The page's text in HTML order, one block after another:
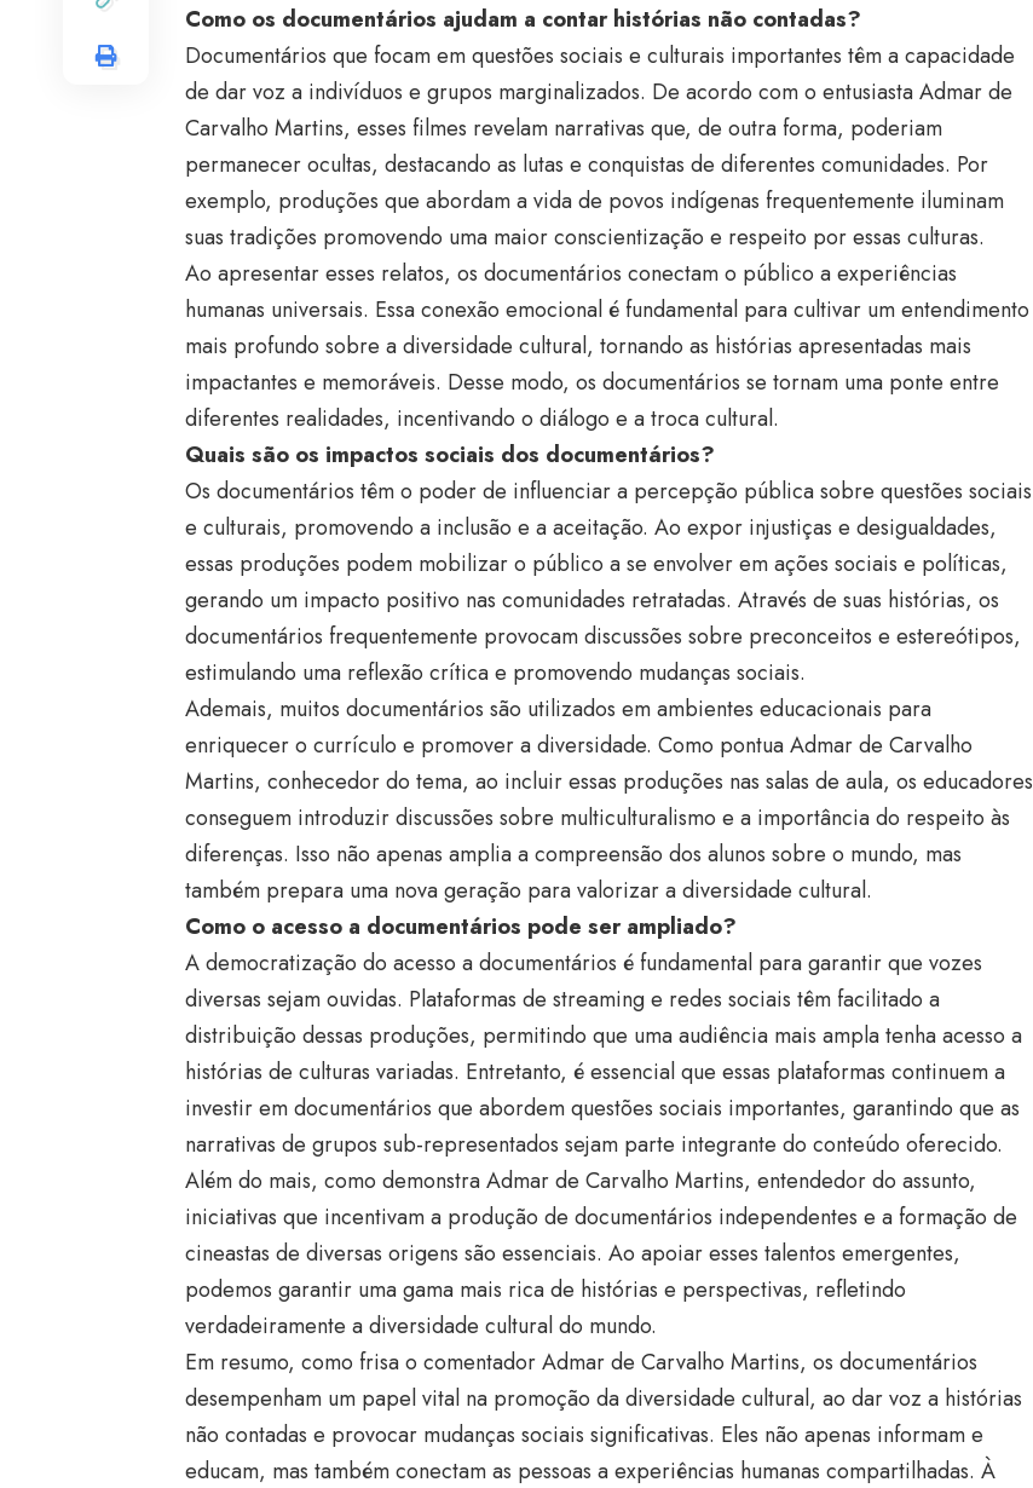
Como os documentários ajudam a contar histórias não contadas?
Documentários que focam em questões sociais e culturais importantes têm a capacidade
de dar voz a indivíduos e grupos marginalizados. De acordo com o entusiasta Admar de
Carvalho Martins, esses filmes revelam narrativas que, de outra forma, poderiam
permanecer ocultas, destacando as lutas e conquistas de diferentes comunidades. Por
exemplo, produções que abordam a vida de povos indígenas frequentemente iluminam
suas tradições promovendo uma maior conscientização e respeito por essas culturas.
Ao apresentar esses relatos, os documentários conectam o público a experiências
humanas universais. Essa conexão emocional é fundamental para cultivar um entendimento
mais profundo sobre a diversidade cultural, tornando as histórias apresentadas mais
impactantes e memoráveis. Desse modo, os documentários se tornam uma ponte entre
diferentes realidades, incentivando o diálogo e a troca cultural.
Quais são os impactos sociais dos documentários?
Os documentários têm o poder de influenciar a percepção pública sobre questões sociais
e culturais, promovendo a inclusão e a aceitação. Ao expor injustiças e desigualdades,
essas produções podem mobilizar o público a se envolver em ações sociais e políticas,
gerando um impacto positivo nas comunidades retratadas. Através de suas histórias, os
documentários frequentemente provocam discussões sobre preconceitos e estereótipos,
estimulando uma reflexão crítica e promovendo mudanças sociais.
Ademais, muitos documentários são utilizados em ambientes educacionais para
enriquecer o currículo e promover a diversidade. Como pontua Admar de Carvalho
Martins, conhecedor do tema, ao incluir essas produções nas salas de aula, os educadores
conseguem introduzir discussões sobre multiculturalismo e a importância do respeito às
diferenças. Isso não apenas amplia a compreensão dos alunos sobre o mundo, mas
também prepara uma nova geração para valorizar a diversidade cultural.
Como o acesso a documentários pode ser ampliado?
A democratização do acesso a documentários é fundamental para garantir que vozes
diversas sejam ouvidas. Plataformas de streaming e redes sociais têm facilitado a
distribuição dessas produções, permitindo que uma audiência mais ampla tenha acesso a
histórias de culturas variadas. Entretanto, é essencial que essas plataformas continuem a
investir em documentários que abordem questões sociais importantes, garantindo que as
narrativas de grupos sub-representados sejam parte integrante do conteúdo oferecido.
Além do mais, como demonstra Admar de Carvalho Martins, entendedor do assunto,
iniciativas que incentivam a produção de documentários independentes e a formação de
cineastas de diversas origens são essenciais. Ao apoiar esses talentos emergentes,
podemos garantir uma gama mais rica de histórias e perspectivas, refletindo
verdadeiramente a diversidade cultural do mundo.
Em resumo, como frisa o comentador Admar de Carvalho Martins, os documentários
desempenham um papel vital na promoção da diversidade cultural, ao dar voz a histórias
não contadas e provocar mudanças sociais significativas. Eles não apenas informam e
educam, mas também conectam as pessoas a experiências humanas compartilhadas. À